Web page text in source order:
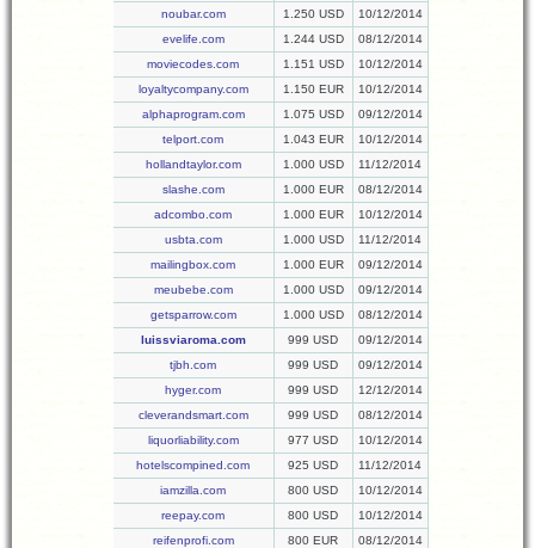
noubar.com 1.250 USD
10/12/2014
evelife.com
1.244 USD
08/12/2014
moviecodes.com
1.151 USD
10/12/2014
loyaltycompany.com
1.150 EUR
10/12/2014
alphaprogram.com
1.075 USD
09/12/2014
telport.com
1.043 EUR
10/12/2014
hollandtaylor.com
1.000 USD
11/12/2014
slashe.com
1.000 EUR
08/12/2014
adcombo.com
1.000 EUR
10/12/2014
usbta.com
1.000 USD
11/12/2014
mailingbox.com
1.000 EUR
09/12/2014
meubebe.com
1.000 USD
09/12/2014
getsparrow.com
1.000 USD
08/12/2014
luissviaroma.com
999 USD
09/12/2014
tjbh.com
999 USD
09/12/2014
hyger.com
999 USD
12/12/2014
cleverandsmart.com
999 USD
08/12/2014
liquorliability.com
977 USD
10/12/2014
hotelscompined.com
925 USD
11/12/2014
iamzilla.com
800 USD
10/12/2014
reepay.com
800 USD
10/12/2014
reifenprofi.com
800 EUR
08/12/2014